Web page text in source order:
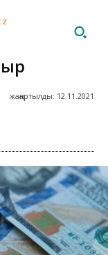
жаңартылды: 12.11.2021